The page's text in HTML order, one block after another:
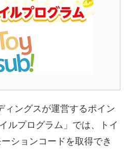
ィングスが運営するポイン
ルプログラム」では、トイ
ションコードを取得でき